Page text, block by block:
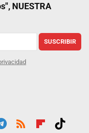
NUESTRA
SUSCRIBIR